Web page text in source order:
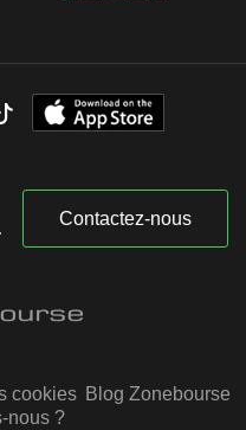
Contactez-nous
cookies Blog Zonebourse
nous ?